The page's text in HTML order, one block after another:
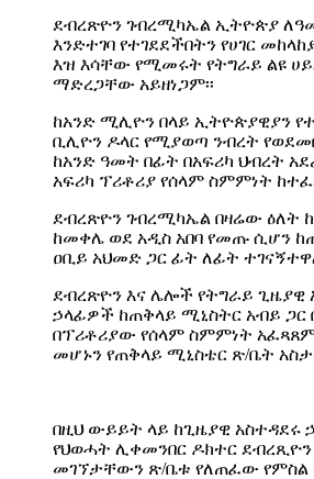
ደብረጽዮን ገብረሚካኤል ኢትዮጵያ
እንድተገባ የተገደደችበትን የሀገር
እዝ እሳቸው የሚመሩት የትግራይ ልዩ
ማድረጋቸው አይዘነጋም፡፡
ከአንድ ሚሊዮን በላይ ኢትዮጵያዊያን
ቢሊዮን ዶላር የሚያወጣ ንብረት
ከአንድ ዓመት በፊት በአፍሪካ ህብረት
አፍሪካ ፕሪቶሪያ የሰላም ስምምነት
ደብረጽዮን ገብረሚካኤል በዛሬው ዕለት
ከመቀሌ ወደ አዲስ አበባ የመጡ ሲሆን
ዐቢይ አህመድ ጋር ፊት ለፊት
ደብረጽዮን እና ሌሎች የትግራይ ጊዜያዊ
ኃላፊዎች ከጠቅላይ ሚኒስትር አብይ ጋር
በፕሪቶሪያው የሰላም ስምምነት
መሆኑን የጠቅላይ ሚኒስቴር ጽ/ቤት
በዚህ ውይይት ላይ ከጊዜያዊ
የህወሓት ሊቀመንበር ዶክተር
መገኘታቸውን ጽ/ቤቱ የለጠፈው የምስል